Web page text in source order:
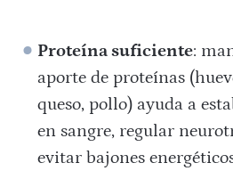
Proteína suficiente:
aporte de proteínas
queso, pollo) ayuda a
en sangre, regular
evitar bajones